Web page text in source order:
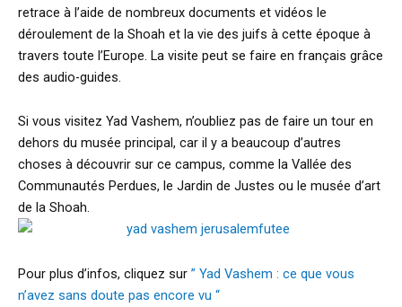
retrace à l’aide de nombreux documents et vidéos le
déroulement de la Shoah et la vie des juifs à cette époque à
travers toute l’Europe. La visite peut se faire en français grâce
des audio-guides.
Si vous visitez Yad Vashem, n’oubliez pas de faire un tour en
dehors du musée principal, car il y a beaucoup d’autres
choses à découvrir sur ce campus, comme la Vallée des
Communautés Perdues, le Jardin de Justes ou le musée d’art
de la Shoah.
Pour plus d’infos, cliquez sur ” Yad Vashem : ce que vous
n’avez sans doute pas encore vu “